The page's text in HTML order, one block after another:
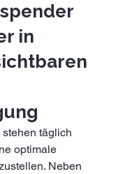
in
täglich
optimale
Neben